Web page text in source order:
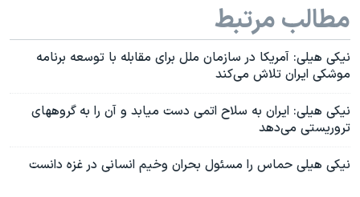
مطالب مرتبط
نیکی هیلی: آمریکا در سازمان ملل برای مقابله با توسعه برنامه
موشکی ایران تلاش می‌کند
نیکی هیلی: ایران به سلاح اتمی دست میابد و آن را به گروههای
تروریستی می‌دهد
نیکی هیلی حماس را مسئول بحران وخیم انسانی در غزه دانست